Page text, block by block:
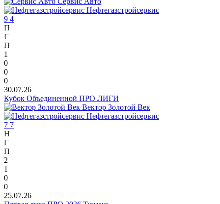
Нефтегазстройсервис
9 4
П
Г
П
1
0
0
0
30.07.26
Кубок Объединенной ПРО ЛИГИ
Вектор Золотой Век
Нефтегазстройсервис
7 7
Н
Г
П
2
1
0
0
25.07.26